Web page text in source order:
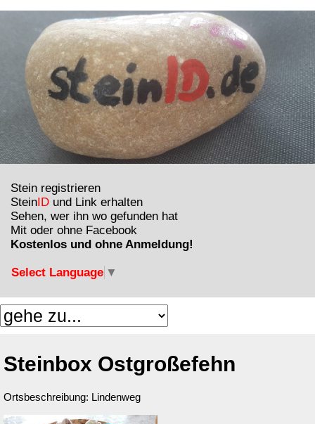
Stein registrieren
Stein ID und Link erhalten
Sehen, wer ihn wo gefunden hat
Mit oder ohne Facebook
Kostenlos und ohne Anmeldung!
Select Language ▼
Steinbox Ostgroßefehn
Ortsbeschreibung: Lindenweg